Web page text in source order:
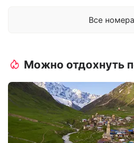
Все номера
Можно отдохнуть